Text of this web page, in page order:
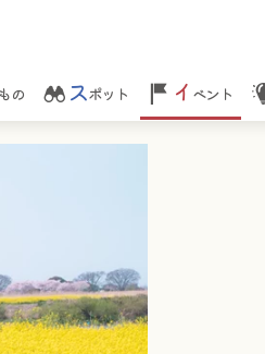
の スポット イ ベント